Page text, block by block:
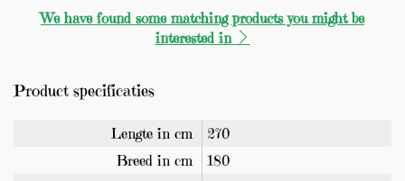
We have found some matching products you might be
interested in
Product specificaties
Lengte in cm
270
Breed in cm
180